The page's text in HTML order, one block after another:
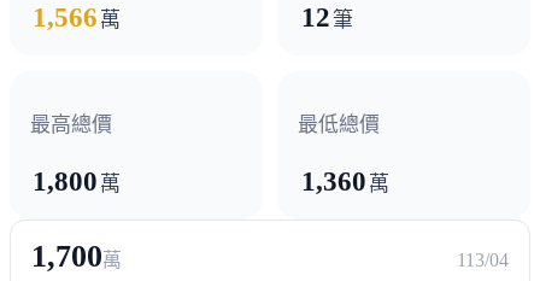
台灣銀行
1,566 萬 12筆
最高總價
1,800 萬
最低總價
1,360 萬
1,700萬
113/04